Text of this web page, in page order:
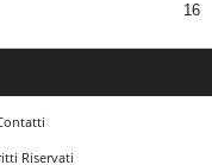
16
Riservati